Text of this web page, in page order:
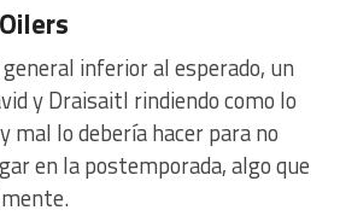
inferior al esperado, un
y Draisaitl rindiendo como lo
mal lo debería hacer para no
en la postemporada, algo que